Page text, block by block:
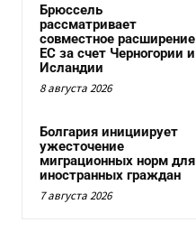
Брюссель
рассматривает
совместное расширение
ЕС за счет Черногории и
Исландии
8 августа 2026
Болгария инициирует
ужесточение
миграционных норм для
иностранных граждан
7 августа 2026